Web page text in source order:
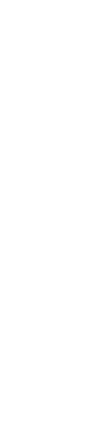
De igual
movilización
De la Torre,
en España,
capitales de
podíamos
seguiremos
La Zona de
Andalucía
Emisiones
debatirán